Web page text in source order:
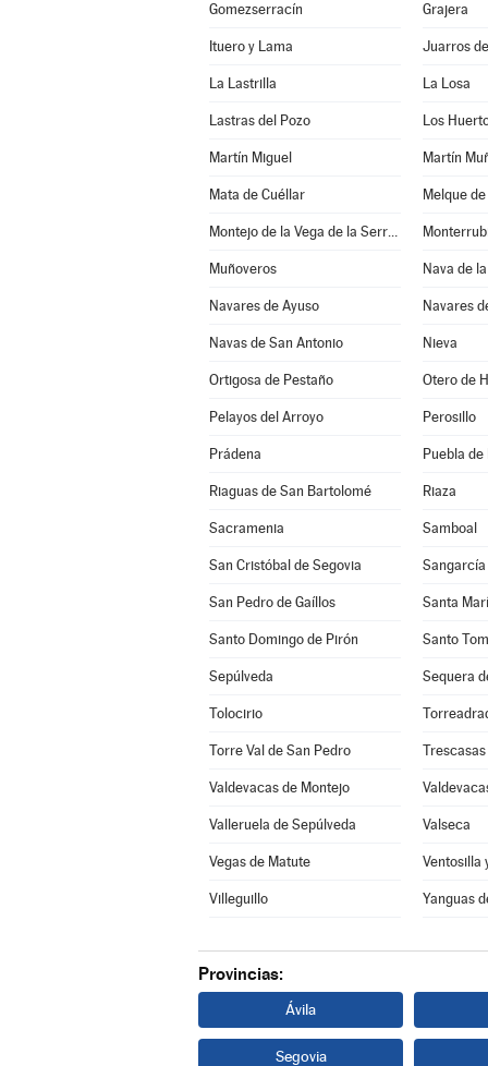
Gomezserracín Grajera
Ituero y Lama Juarros
La Lastrilla La Losa
Lastras del Pozo Los
Martín Miguel Martín
Mata de Cuéllar Melque
Montejo de la Vega de la Serrezuela
Muñoveros Nava de
Navares de Ayuso Navares
Navas de San Antonio Nieva
Ortigosa de Pestaño Otero de
Pelayos del Arroyo Perosillo
Prádena Puebla de
Riaguas de San Bartolomé Riaza
Sacramenia Samboal
San Cristóbal de Segovia Sangarcía
San Pedro de Gaíllos Santa
Santo Domingo de Pirón Santo
Sepúlveda Sequera
Tolocirio
Torre Val de San Pedro Trescasas
Valdevacas de Montejo
Valleruela de Sepúlveda Valseca
Vegas de Matute Ventosilla
Villeguillo Yanguas
Provincias:
Ávila
Segovia